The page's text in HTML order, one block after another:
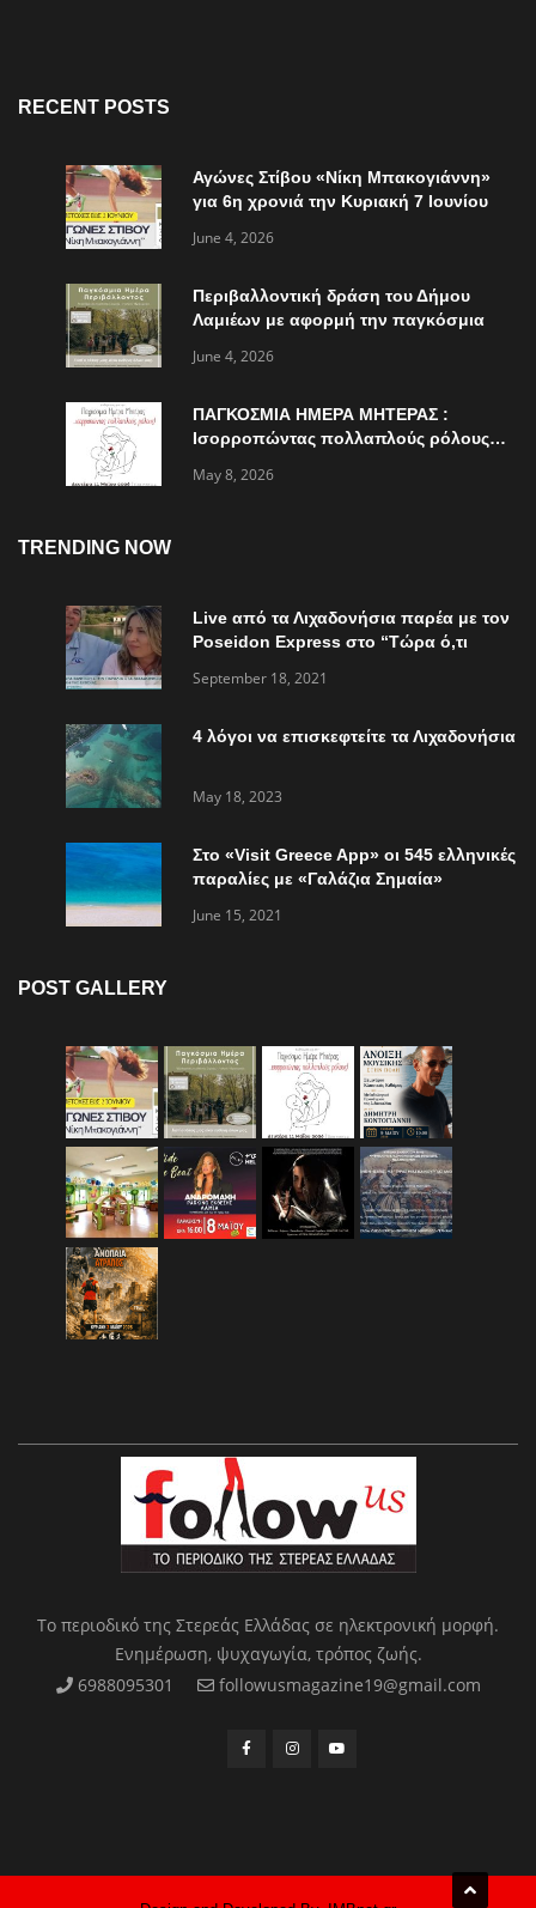
RECENT POSTS
Αγώνες Στίβου «Νίκη Μπακογιάννη»
για 6η χρονιά την Κυριακή 7 Ιουνίου
June 4, 2026
Περιβαλλοντική δράση του Δήμου
Λαμιέων με αφορμή την παγκόσμια
June 4, 2026
ΠΑΓΚΟΣΜΙΑ ΗΜΕΡΑ ΜΗΤΕΡΑΣ :
Ισορροπώντας πολλαπλούς ρόλους…
May 8, 2026
TRENDING NOW
Live από τα Λιχαδονήσια παρέα με τον
Poseidon Express στο “Τώρα ό,τι
September 18, 2021
4 λόγοι να επισκεφτείτε τα Λιχαδονήσια
May 18, 2023
Στο «Visit Greece App» οι 545 ελληνικές
παραλίες με «Γαλάζια Σημαία»
June 15, 2021
POST GALLERY
Το περιοδικό της Στερεάς Ελλάδας σε ηλεκτρονική μορφή.
Ενημέρωση, ψυχαγωγία, τρόπος ζωής.
6988095301
followusmagazine19@gmail.com